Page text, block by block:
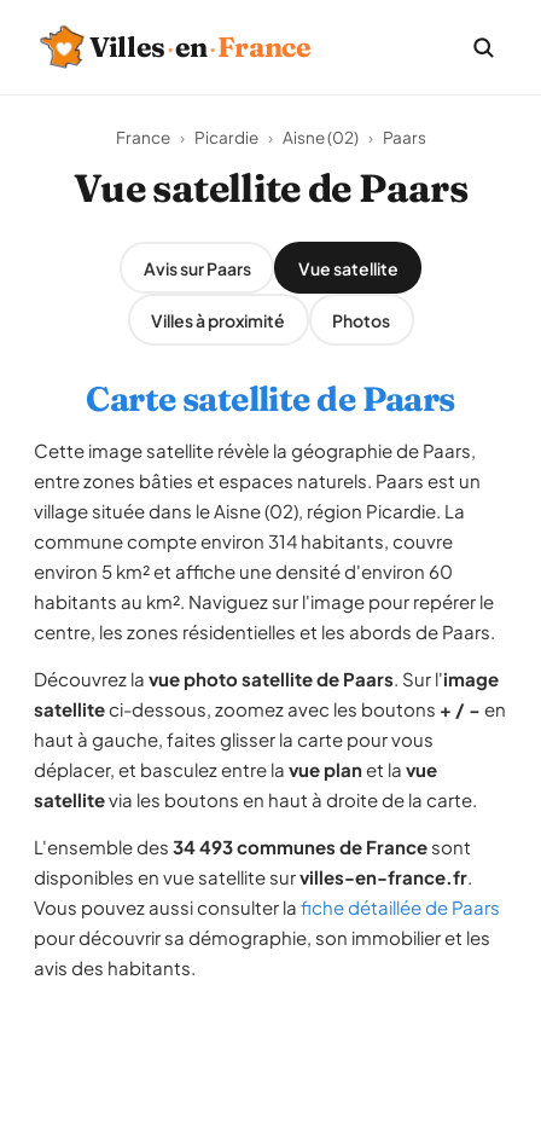
Villes·en·France
France › Picardie › Aisne (02) › Paars
Vue satellite de Paars
Avis sur Paars Vue satellite
Villes à proximité Photos
Carte satellite de Paars
Cette image satellite révèle la géographie de Paars,
entre zones bâties et espaces naturels. Paars est un
village située dans le Aisne (02), région Picardie. La
commune compte environ 314 habitants, couvre
environ 5 km² et affiche une densité d'environ 60
habitants au km². Naviguez sur l'image pour repérer le
centre, les zones résidentielles et les abords de Paars.
Découvrez la vue photo satellite de Paars. Sur l'image
satelliteci-dessous, zoomez avec les boutons + / − en
haut à gauche, faites glisser la carte pour vous
déplacer, et basculez entre la vue planet la vue
satellitevia les boutons en haut à droite de la carte.
L'ensemble des 34 493 communes de France sont
disponibles en vue satellite survilles-en-france.fr.
Vous pouvez aussi consulter la fiche détaillée de Paars
pour découvrir sa démographie, son immobilier et les
avis des habitants.